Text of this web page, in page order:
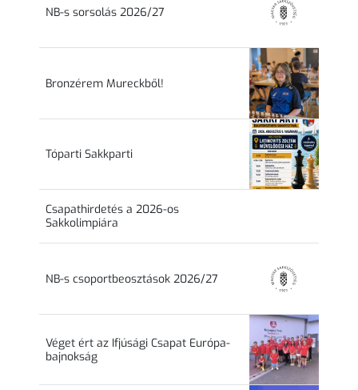
NB-s sorsolás 2026/27
Bronzérem Mureckből!
Tóparti Sakkparti
Csapathirdetés a 2026-os
Sakkolimpiára
NB-s csoportbeosztások 2026/27
Véget ért az Ifjúsági Csapat Európa-
bajnokság